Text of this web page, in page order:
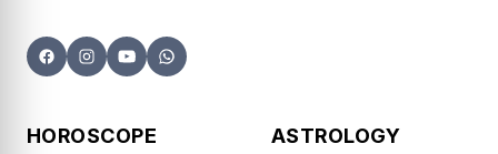
HOROSCOPE
ASTROLOGY